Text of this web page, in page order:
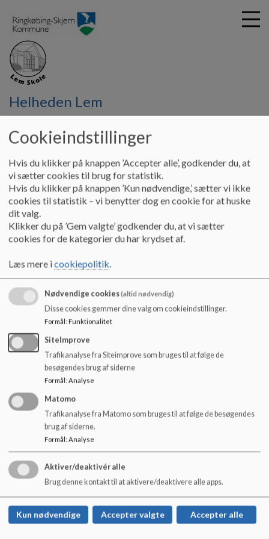
Helheden Lem
Lem Skole Praktisk Info Skolemælk
Skolemælk
På Lem Stationsskole er det muligt at bestille skolemælk til
elever i 0. – 3. kl.
Vi udbyder kun mælk af forskellig karakter, men ingen
kakaomælk eller juice.
Lem Stationsskole
Skolegade 34, 6940 Lem St.
lem-stationsskole@rksk.dk
+45 99 74 18 00
EAN NR. 5798004734995
Cookieindstillinger
Hvis du klikker på knappen ’Accepter alle’, godkender du, at
vi sætter cookies til brug for statistik.
Hvis du klikker på knappen ’Kun nødvendige,’ sætter vi ikke
cookies til statistik – vi benytter dog en cookie for at huske
dit valg.
Klikker du på ’Gem valgte’ godkender du, at vi sætter
cookies for de kategorier du har krydset af.
Læs mere icookiepolitik.
Nødvendige cookies(altid nødvendig)
Disse cookies gemmer dine valg om cookieindstillinger.
Formål: Funktionalitet
SiteImprove
Trafikanalyse fra Siteimprove som bruges til at følge de
besøgendes brug af siderne
Formål: Analyse
Matomo
Trafikanalyse fra Matomo som bruges til at følge de besøgendes
brug af siderne.
Formål: Analyse
Aktiver/deaktivér alle
Brug denne kontakt til at aktivere/deaktivere alle apps.
Kun nødvendige Accepter valgte Accepter alle